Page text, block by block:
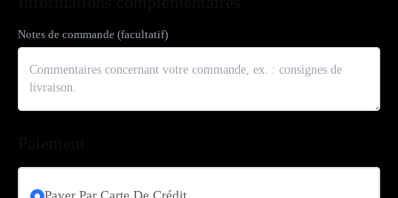
Notes de commande (facultatif)